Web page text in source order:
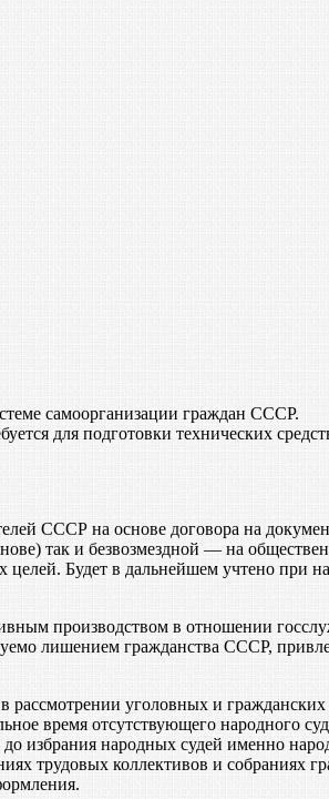
самоорганизации граждан СССР.
для подготовки технических
СССР на основе договора на
так и безвозмездной — на
Будет в дальнейшем учтено при
производством в отношении
лишением гражданства СССР,
рассмотрении уголовных и
время отсутствующего народного
избрания народных судей именно
трудовых коллективов и собраниях